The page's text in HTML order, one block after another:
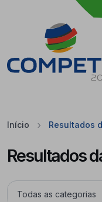
Saltar para o
Início Resultados
Resultados